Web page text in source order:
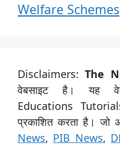
Welfare Schemes
Disclaimers:The
वेबसाइट है। यह
Educations
प्रकाशित करता है।
News, PIB News,